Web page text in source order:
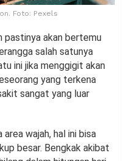
Foto: Pexels
pastinya akan bertemu
salah satunya
ini jika menggigit akan
yang terkena
sangat yang luar
wajah, hal ini bisa
besar. Bengkak akibat